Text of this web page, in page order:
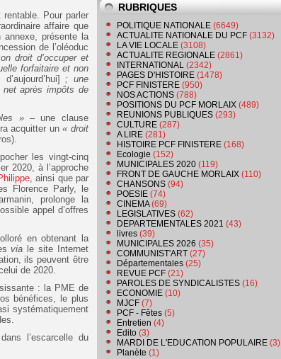
Pour parler
affaire que
présente la
de l’oléoduc
droit d’occuper et
forfaitaire et non
; une
après impôts de
»– une clause
acquitter un« droit
les vingt-cinq
2020, à l’approche
, ainsi que par
Florence Parly, le
prolonge la
appel d’offres
en obtenant la
via le site Internet
ils peuvent être
de 2020.
: la PME de
bénéfices, le plus
systématiquement
l’escarcelle du
RUBRIQUES
POLITIQUE NATIONALE (6649)
ACTUALITE NATIONALE DU PCF (3132)
LA VIE LOCALE (3108)
ACTUALITE REGIONALE (2861)
INTERNATIONAL (2342)
PAGES D'HISTOIRE (1478)
PCF FINISTERE (950)
NOS ACTIONS (788)
POSITIONS DU PCF MORLAIX (489)
REUNIONS PUBLIQUES (293)
CULTURE (287)
A LIRE (281)
HISTOIRE PCF FINISTERE (168)
Ecologie (152)
MUNICIPALES 2020 (119)
FRONT DE GAUCHE MORLAIX (110)
CHANSONS (94)
POESIE (74)
CINEMA(69)
LEGISLATIVES (62)
DEPARTEMENTALES 2021 (43)
livres (39)
MUNICIPALES 2026 (35)
COMMUNIST'ART (27)
Départementales (25)
REVUE PCF (21)
PAROLES DE SYNDICALISTES (16)
ECONOMIE (10)
MJCF (7)
PCF - Fêtes (5)
Entretien (4)
Edito (3)
MARDI DE L'EDUCATION POPULAIRE (3)
Planète (1)